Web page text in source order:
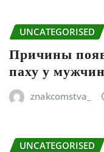
UNCATEGORISED
Причины
паху у мужчин
znakcomstva_
UNCATEGORISED